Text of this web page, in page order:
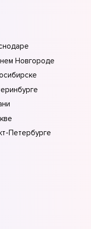
Новгороде
Петербурге